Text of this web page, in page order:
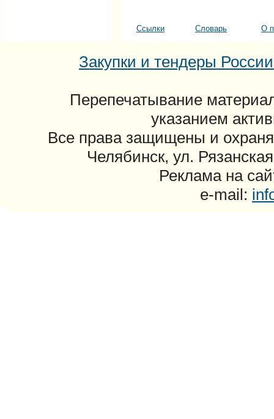
Ссылки Словарь О
Закупки и тендеры
Перепечатывание
указанием
Все права защищены и
Челябинск, ул.
Реклама на
e-mail: